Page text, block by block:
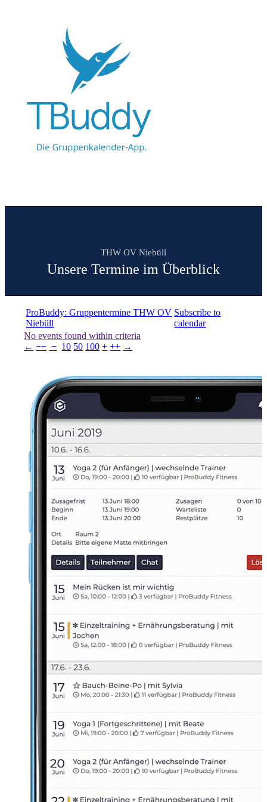
THW OV Niebüll
Unsere Termine im Überblick
ProBuddy: Gruppentermine THW OV
Niebüll
Subscribe to
calendar
No events found within criteria
← −− − 10 50 100 + ++ →